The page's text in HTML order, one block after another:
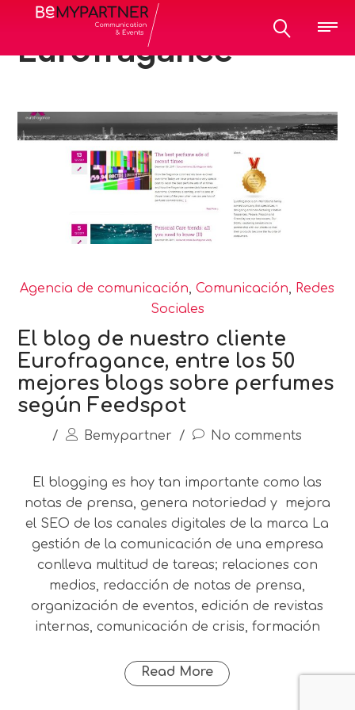
All posts tagged:
Eurofragance
Agencia de comunicación ,Comunicación
Redes
Sociales
El blog de nuestro cliente
Eurofragance, entre los 50
mejores blogs sobre perfumes
según Feedspot
/ Bemypartner / No comments
El blogging es hoy tan importante como las
notas de prensa, genera notoriedad y mejora
el SEO de los canales digitales de la marca La
gestión de la comunicación de una empresa
conlleva multitud de tareas; relaciones con
medios, redacción de notas de prensa,
organización de eventos, edición de revistas
internas, comunicación de crisis, formación
Read More